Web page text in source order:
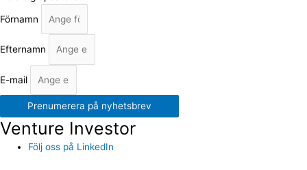
Förnamn
Efternamn
E-mail
Prenumerera på nyhetsbrev
Venture Investor
Följ oss på LinkedIn